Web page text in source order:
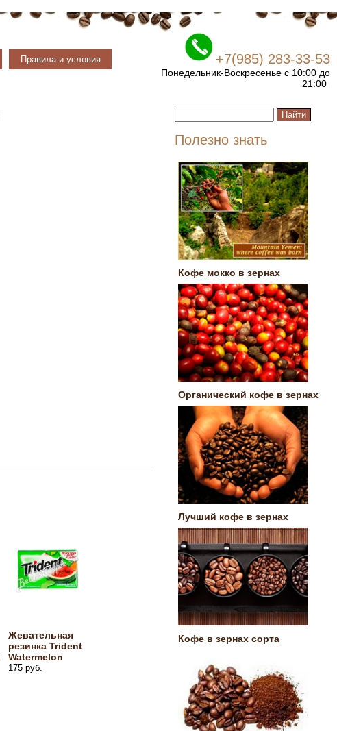
Правила и условия +7(985) 283-33-53
Понедельник-Воскресенье с 10:00 до
21:00
Жевательная
резинка Trident
Watermelon
175 руб.
Полезно знать
Кофе мокко в зернах
Органический кофе в зернах
Лучший кофе в зернах
Кофе в зернах сорта